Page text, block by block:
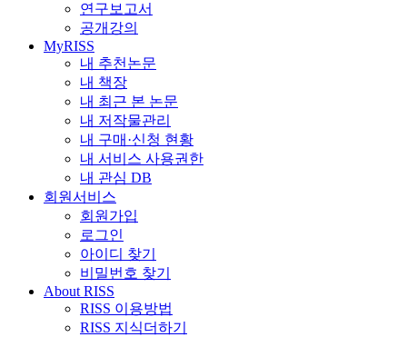
연구보고서
공개강의
MyRISS
내 추천논문
내 책장
내 최근 본 논문
내 저작물관리
내 구매·신청 현황
내 서비스 사용권한
내 관심 DB
회원서비스
회원가입
로그인
아이디 찾기
비밀번호 찾기
About RISS
RISS 이용방법
RISS 지식더하기